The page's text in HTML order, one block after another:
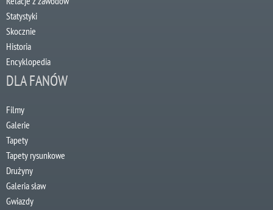
Statystyki
Skocznie
Historia
Encyklopedia
DLA FANÓW
Filmy
Galerie
Tapety
Tapety rysunkowe
Drużyny
Galeria sław
Gwiazdy